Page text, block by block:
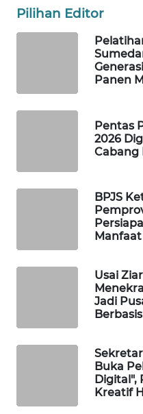
Pilihan Editor
Panen
Pentas
2026
Cabang
BPJS
Usai
Jadi
Buka
Digital",
Kreatif
ALPERKLINAS
TAMBANG
NEWS
SIANTAR
NEWS
NEWS